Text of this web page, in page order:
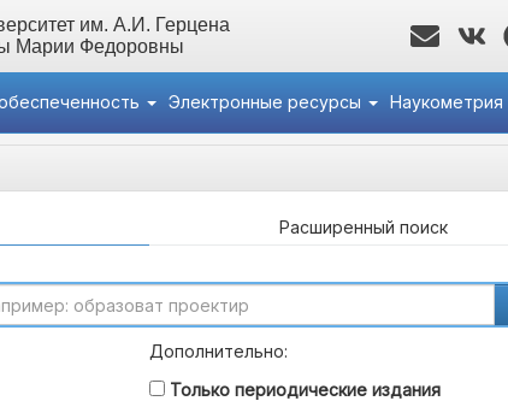
им. А.И. Герцена
Марии Федоровны
Электронные ресурсы Наукометрия
Расширенный поиск
Дополнительно:
Только периодические издания